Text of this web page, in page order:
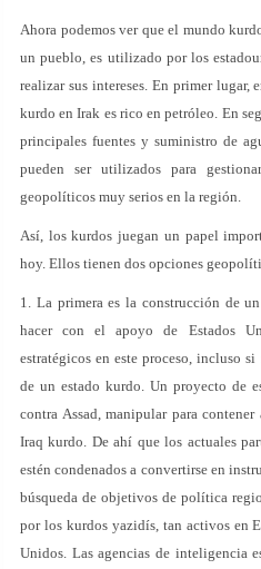
Ahora podemos ver que el mundo
un pueblo, es utilizado por los
realizar sus intereses. En primer lugar,
kurdo en Irak es rico en petróleo. En
principales fuentes y suministro de
pueden ser utilizados para
geopolíticos muy serios en la región.
Así, los kurdos juegan un papel
hoy. Ellos tienen dos opciones
1. La primera es la construcción de
hacer con el apoyo de Estados
estratégicos en este proceso, incluso
de un estado kurdo. Un proyecto de
contra Assad, manipular para
Iraq kurdo. De ahí que los actuales
estén condenados a convertirse en
búsqueda de objetivos de política
por los kurdos yazidís, tan activos en
Unidos. Las agencias de inteligencia